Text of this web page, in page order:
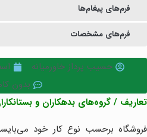
فرم‌های پیغام‌ها
فرم‌های مشخصات
حسیب پرداز خاورمیانه
بدون
تعاریف / گروه‌های بدهکاران و
فروشگاه برحسب نوع کار خود